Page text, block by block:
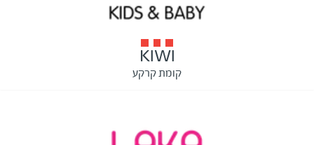
KIWI
קומת קרקע